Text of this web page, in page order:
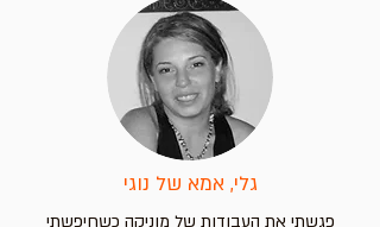
מחיר
הוספה לסל
מחיר
הוספה לסל
הוספה לסל
מחיר
הוספה לסל
גלי, אמא של נוגי
פגשתי את העבודות של מוניקה כשחיפשתי